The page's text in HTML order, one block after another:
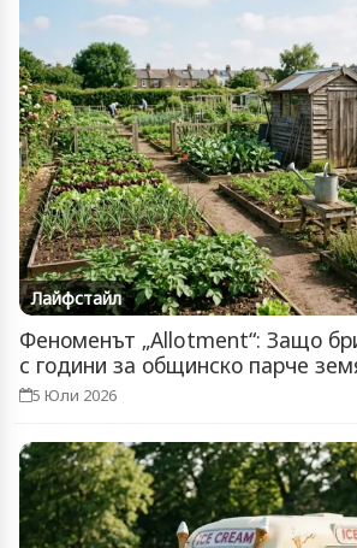
Лайфстайл
Феноменът „Allotment“: Защо
с години за общинско парче
5 Юли 2026